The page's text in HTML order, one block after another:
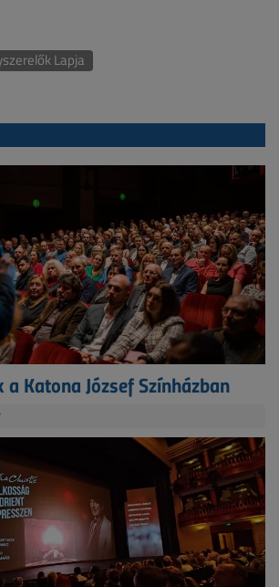
Lapja
Katona József Színházban